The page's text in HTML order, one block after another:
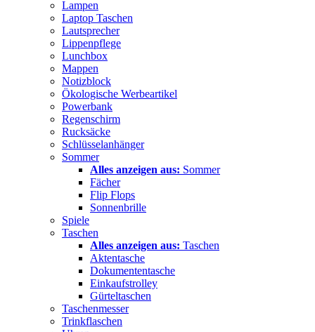
Lampen
Laptop Taschen
Lautsprecher
Lippenpflege
Lunchbox
Mappen
Notizblock
Ökologische Werbeartikel
Powerbank
Regenschirm
Rucksäcke
Schlüsselanhänger
Sommer
Alles anzeigen aus: Sommer
Fächer
Flip Flops
Sonnenbrille
Spiele
Taschen
Alles anzeigen aus: Taschen
Aktentasche
Dokumententasche
Einkaufstrolley
Gürteltaschen
Taschenmesser
Trinkflaschen